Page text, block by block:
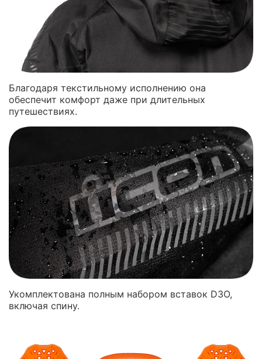
Благодаря текстильному исполнению она
обеспечит комфорт даже при длительных
путешествиях.
Укомплектована полным набором вставок D3O,
включая спину.